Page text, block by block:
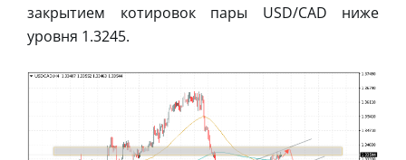
закрытием котировок пары USD/CAD ниже
уровня 1.3245.